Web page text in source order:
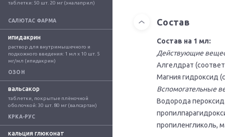
таблетки: 50 шт. 20 мг (эналаприл)
САЛЮТАС ФАРМА
ипидакрин
раствор для внутримышечного и
подкожного введения: 1 мл x 10 шт. 5
мг/мл (ипидакрин)
ОЗОН
вальсакор
таблетки, покрытые плёночной
оболочкой: 30 шт. 80 мг (валсартан)
КРКА-РУС
кальция глюконат
Состав
Состав на 1 мл:
Действующие
Алгелдрат
Магния гидроксид
Вспомогательные
Водорода
пропиленгликоль,